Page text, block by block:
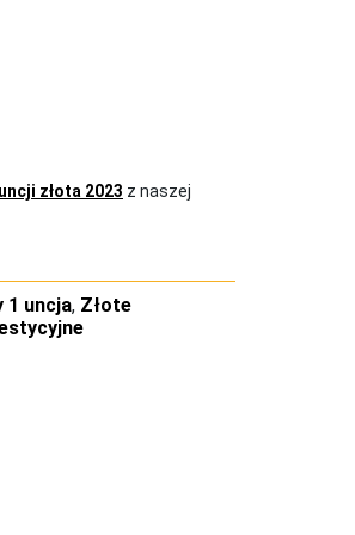
złota 2023 z naszej
1 uncja, Złote